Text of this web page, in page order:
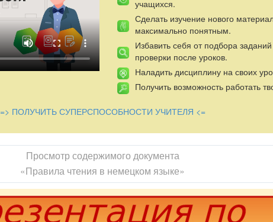
учащихся.
Сделать изучение нового
максимально понятным.
Избавить себя от подбора
проверки после уроков.
Наладить дисциплину на своих
Получить возможность работать
=> ПОЛУЧИТЬ СУПЕРСПОСОБНОСТИ УЧИТЕЛЯ <=
Просмотр содержимого документа
«Правила чтения в немецком языке»